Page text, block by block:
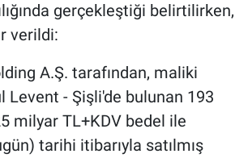
gerçekleştiği belirtilirken,
verildi:
A.Ş. tarafından, maliki
Levent - Şişli'de bulunan 193
milyar TL+KDV bedel ile
tarihi itibarıyla satılmış